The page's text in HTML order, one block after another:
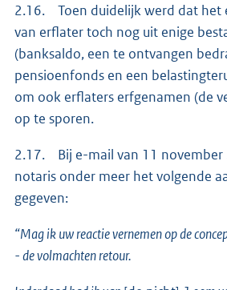
2.16. Toen duidelijk werd dat het
van erflater toch nog uit enige
(banksaldo, een te ontvangen
pensioenfonds en een
om ook erflaters erfgenamen (de
op te sporen.
2.17. Bij e-mail van 11 november
notaris onder meer het volgende
gegeven:
“Mag ik uw reactie vernemen op de
- de volmachten retour.